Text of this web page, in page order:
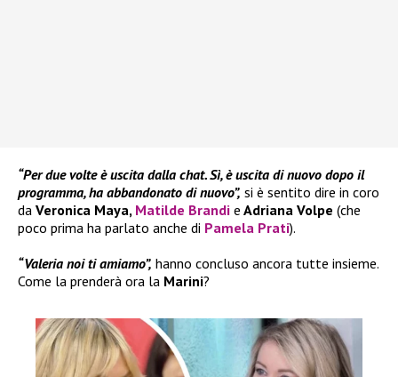
“Per due volte è uscita dalla chat. Sì, è uscita di nuovo dopo il
programma, ha abbandonato di nuovo”, si è sentito dire in coro
da Veronica Maya, Matilde Brandi e Adriana Volpe (che
poco prima ha parlato anche di Pamela Prati).
“Valeria noi ti amiamo”, hanno concluso ancora tutte insieme.
Come la prenderà ora la Marini?